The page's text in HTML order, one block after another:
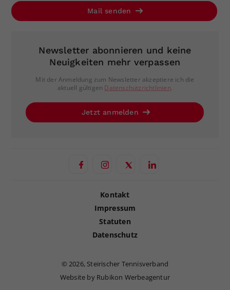
Mail senden
Newsletter abonnieren und keine
Neuigkeiten mehr verpassen
Mit der Anmeldung zum Newsletter akzeptiere ich die
aktuell gültigen Datenschutzrichtlinien.
Jetzt anmelden
Kontakt
Impressum
Statuten
Datenschutz
©2026, Steirischer Tennisverband
Website by Rubikon Werbeagentur